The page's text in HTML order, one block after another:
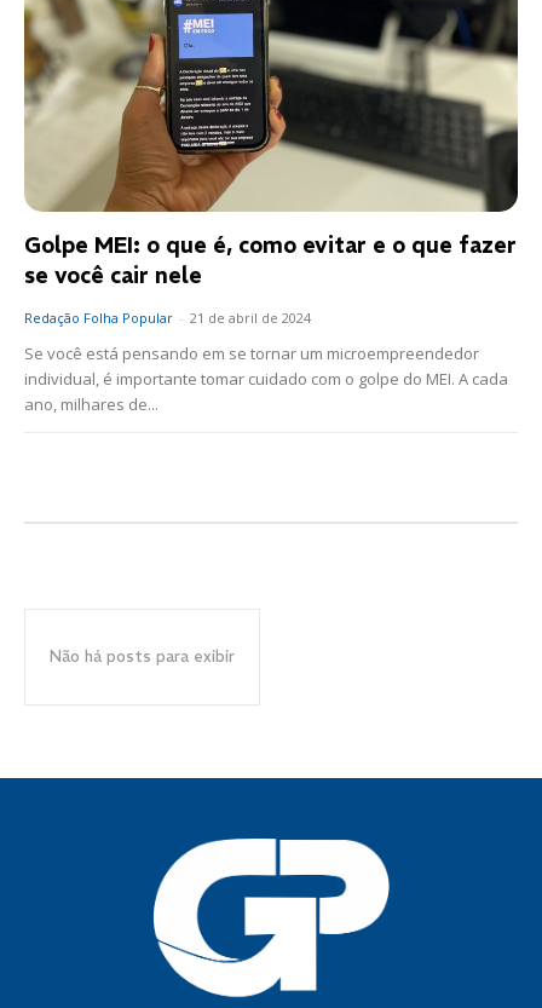
Golpe MEI: o que é, como evitar e o que fazer
se você cair nele
Redação Folha Popular - 21 de abril de 2024
Se você está pensando em se tornar um microempreendedor
individual, é importante tomar cuidado com o golpe do MEI. A cada
ano, milhares de...
Não há posts para exibir